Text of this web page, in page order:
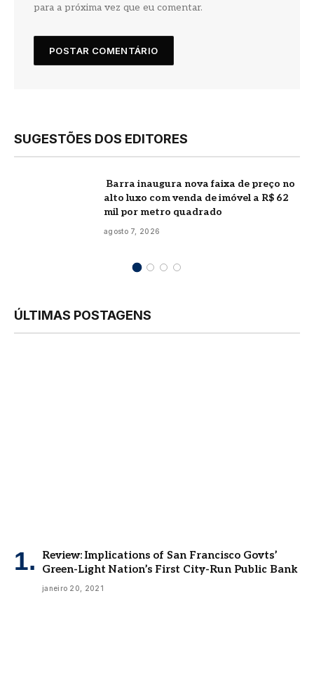
para a próxima vez que eu comentar.
SUGESTÕES DOS EDITORES
Barra inaugura nova faixa de preço no
alto luxo com venda de imóvel a R$ 62
mil por metro quadrado
agosto 7, 2026
ÚLTIMAS POSTAGENS
Review: Implications of San Francisco Govts’
Green-Light Nation’s First City-Run Public Bank
janeiro 20, 2021